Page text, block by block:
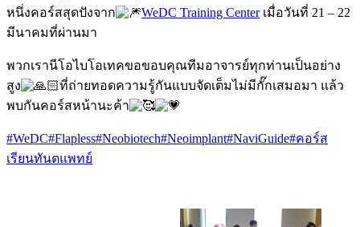
หนึ่งคอร์สสุดปังจาก
WeDC Training Centerเมื่อวันที่ 21 – 22
มีนาคมที่ผ่านมา
พวกเรานีโอไบโอเทคขอขอบคุณทีมอาจารย์ทุกท่านเป็นอย่าง
สูง
ที่ถ่ายทอดความรู้กันแบบจัดเต็มไม่มีกั๊กเสมอมา แล้ว
พบกันคอร์สหน้านะค้า
#WeDC#Flapless#Neobiotech#Neoimplant#NaviGuide#คอร์ส
เรียนทันตแพทย์